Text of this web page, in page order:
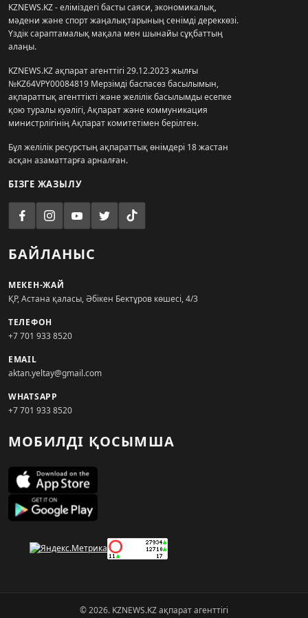
KZNEWS.KZ - еліміздегі басты саяси, экономикалық,
мәдени және спорт жаңалықтарының сенімді дереккөзі.
Үздік сараптамалық мақала мен шынайы сұқбаттың
алаңы.
KZNEWS.KZ ақпарат агенттігі 29.12.2023 жылғы
№KZ64VPY00084819 Мерзімді баспасөз басылымын,
ақпараттық агенттікті және желілік басылымды есепке
қою туралы куәлігі, Ақпарат және коммуникация
министрлігінің Ақпарат комитетімен берілген.
Бұл желілік ресурстың ақпараттық өнімдері 18 жастан
асқан азаматтарға арналған.
БІЗГЕ ЖАЗЫЛУ
БАЙЛАНЫС
МЕКЕН-ЖАЙ
ҚР, Астана қаласы, Әбікен Бектұров көшесі, 4/3
ТЕЛЕФОН
+7 701 933 8520
EMAIL
aktan.yeltay@gmail.com
WHATSAPP
+7 701 933 8520
МОБИЛДІ ҚОСЫМША
© 2026. KZNEWS.KZ ақпарат агенттігі